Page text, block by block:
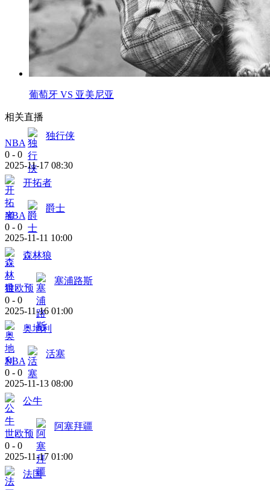
葡萄牙 VS 亚美尼亚
相关直播
NBA
独行侠
0 - 0
2025-11-17 08:30
开拓者
NBA
爵士
0 - 0
2025-11-11 10:00
森林狼
世欧预
塞浦路斯
0 - 0
2025-11-16 01:00
奥地利
NBA
活塞
0 - 0
2025-11-13 08:00
公牛
世欧预
阿塞拜疆
0 - 0
2025-11-17 01:00
法国